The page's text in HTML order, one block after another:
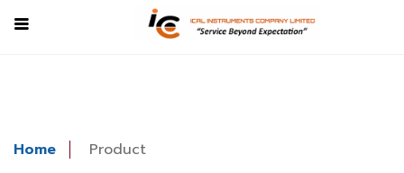
Home Product